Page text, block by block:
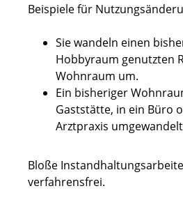
Beispiele für
Sie wandeln einen
Hobbyraum genutzten
Wohnraum um.
Ein bisheriger
Gaststätte, in ein Büro
Arztpraxis
Bloße
verfahrensfrei.